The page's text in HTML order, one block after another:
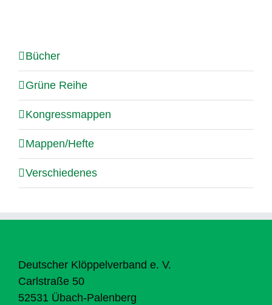
Bücher
Grüne Reihe
Kongressmappen
Mappen/Hefte
Verschiedenes
Deutscher Klöppelverband e. V.
Carlstraße 50
52531 Übach-Palenberg